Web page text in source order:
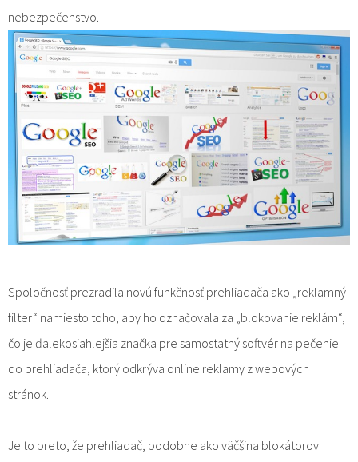
nebezpečenstvo.
Spoločnosť prezradila novú funkčnosť prehliadača ako „reklamný
filter“ namiesto toho, aby ho označovala za „blokovanie reklám“,
čo je ďalekosiahlejšia značka pre samostatný softvér na pečenie
do prehliadača, ktorý odkrýva online reklamy z webových
stránok.
Je to preto, že prehliadač, podobne ako väčšina blokátorov